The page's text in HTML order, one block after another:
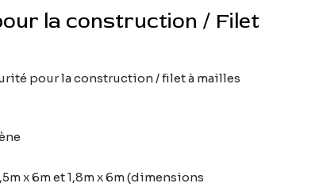
la construction / Filet
pour la construction / filet à mailles
x 6m et 1,8m x 6m (dimensions